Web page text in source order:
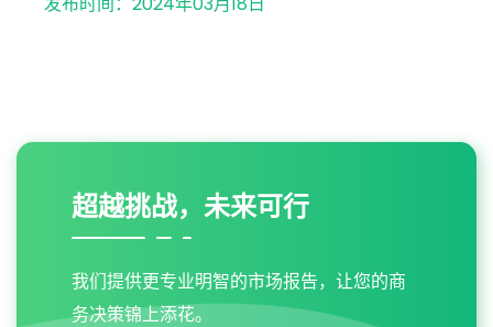
超越挑战，未来可行
我们提供更专业明智的市场报告，让您的商
务决策锦上添花。